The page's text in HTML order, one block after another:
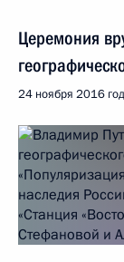
Церемония
24 ноября 2016